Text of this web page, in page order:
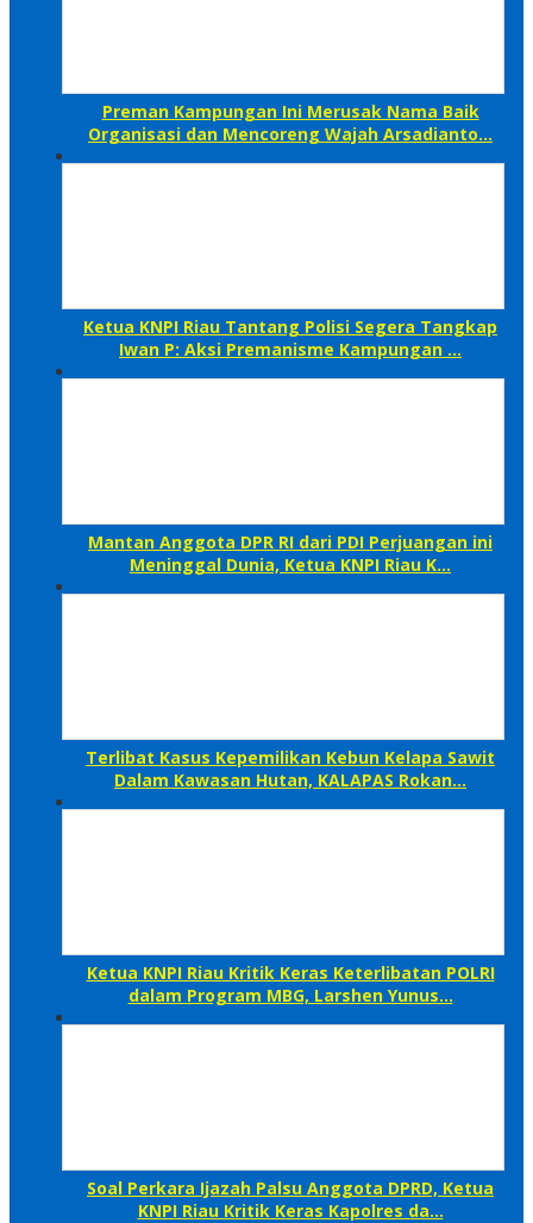
Preman Kampungan Ini Merusak Nama Baik
Organisasi dan Mencoreng Wajah Arsadianto…
Ketua KNPI Riau Tantang Polisi Segera Tangkap
Iwan P: Aksi Premanisme Kampungan …
Mantan Anggota DPR RI dari PDI Perjuangan ini
Meninggal Dunia, Ketua KNPI Riau K…
Terlibat Kasus Kepemilikan Kebun Kelapa Sawit
Dalam Kawasan Hutan, KALAPAS Rokan…
Ketua KNPI Riau Kritik Keras Keterlibatan POLRI
dalam Program MBG, Larshen Yunus…
Soal Perkara Ijazah Palsu Anggota DPRD, Ketua
KNPI Riau Kritik Keras Kapolres da…